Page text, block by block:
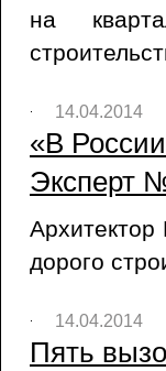
на
14.04.2014
«В
Эксперт
дорого
14.04.2014
Пять